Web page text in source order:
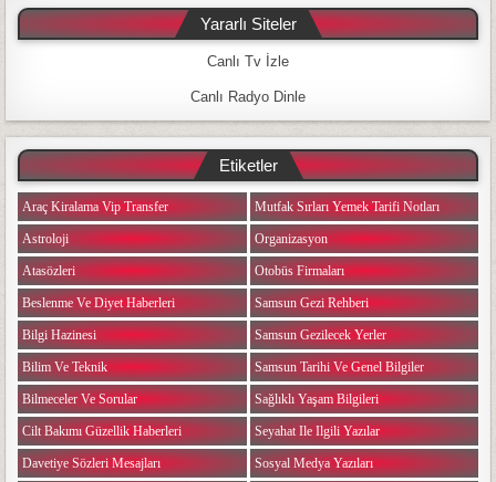
Yararlı Siteler
Canlı Tv İzle
Canlı Radyo Dinle
Etiketler
Araç Kiralama Vip Transfer
Astroloji
Atasözleri
Beslenme Ve Diyet Haberleri
Bilgi Hazinesi
Bilim Ve Teknik
Bilmeceler Ve Sorular
Cilt Bakımı Güzellik Haberleri
Davetiye Sözleri Mesajları
Mutfak Sırları Yemek Tarifi Notları
Organizasyon
Otobüs Firmaları
Samsun Gezi Rehberi
Samsun Gezilecek Yerler
Samsun Tarihi Ve Genel Bilgiler
Sağlıklı Yaşam Bilgileri
Seyahat Ile Ilgili Yazılar
Sosyal Medya Yazıları